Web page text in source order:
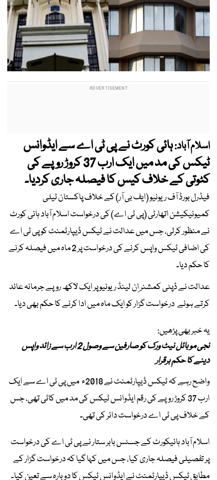
اسلام آباد:ہائی کورٹ نے پی ٹی اے سے ایڈوانس
ٹیکس کی مد میں ایک ارب 37 کروڑ روپے کی
کٹوتی کے خلاف کیس کا فیصلہ جاری کردیا۔
فیڈرل بورڈ آف ریونیو (ایف بی آر) کے خلاف پاکستان ٹیلی
کمیونیکیشن اتھارٹی (پی ٹی اے) کی درخواست اسلام آباد ہائی کورٹ
نے منظور کرلی، جس میں عدالت نے ٹیکس ڈیپارٹمنٹ کو پی ٹی اے
کی اضافی ٹیکس واپس کرنے کی درخواست پر 2 ماہ میں فیصلہ کرنے
کا حکم دیا۔
عدالت نے ڈپٹی کمشنر اِن لینڈ ریونیو پر ایک لاکھ روپے جرمانہ عائد
کرتے ہوئے درخواست گزار کو ایک ماہ میں ادا کرنے کا حکم بھی دیا۔
یہ خبر بھی پڑھیں:
نجی موبائل نیٹ ورک کو صارفین سے وصول 2 ارب سے زائد واپس
دینے کا حکم برقرار
واضح رہے کہ ٹیکس ڈیپارٹمنٹ نے 2018ء میں پی ٹی اے سے ایک
ارب 37 کروڑ روپے کی رقم ایڈوانس ٹیکس کی مد میں کاٹی تھی، جس
کے خلاف پی ٹی اے درخواست دائر کی تھی۔
اسلام آباد ہائیکورٹ کے جسٹس بابر ستار نے پی ٹی اے کی درخواست
پر تفصیلی فیصلہ جاری کیا، جس میں کہا گیا کہ درخواست گزار کے
مطابق ٹیکس ڈیپارٹمنٹ نے ایڈوانس ٹیکس کا دوبارہ سے تعین کیا۔